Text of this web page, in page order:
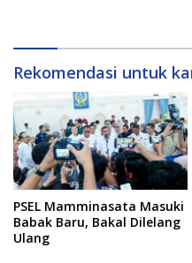
Rekomendasi untuk
PSEL Mamminasata Masuki
Babak Baru, Bakal Dilelang
Ulang